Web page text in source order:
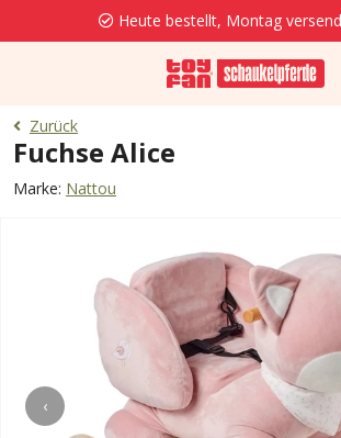
Heute bestellt, Montag
Zurück
Fuchse Alice
Marke: Nattou
‹